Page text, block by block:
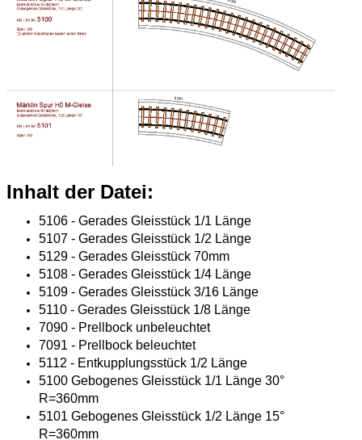
Inhalt der Datei:
5106 - Gerades Gleisstück 1/1 Länge
5107 - Gerades Gleisstück 1/2 Länge
5129 - Gerades Gleisstück 70mm
5108 - Gerades Gleisstück 1/4 Länge
5109 - Gerades Gleisstück 3/16 Länge
5110 - Gerades Gleisstück 1/8 Länge
7090 - Prellbock unbeleuchtet
7091 - Prellbock beleuchtet
5112 - Entkupplungsstück 1/2 Länge
5100 Gebogenes Gleisstück 1/1 Länge 30°
R=360mm
5101 Gebogenes Gleisstück 1/2 Länge 15°
R=360mm